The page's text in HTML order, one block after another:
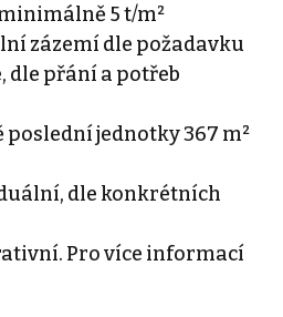
5 t/m²
zázemí dle požadavku
dle přání a potřeb
poslední jednotky 367 m²
dle konkrétních
Pro více informací